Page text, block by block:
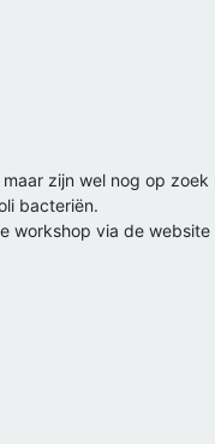
zijn wel nog op
bacteriën.
workshop via de